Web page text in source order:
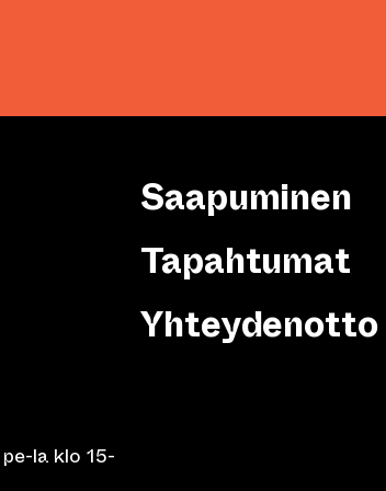
la klo 15-
Saapuminen
Tapahtumat
Yhteydenotto